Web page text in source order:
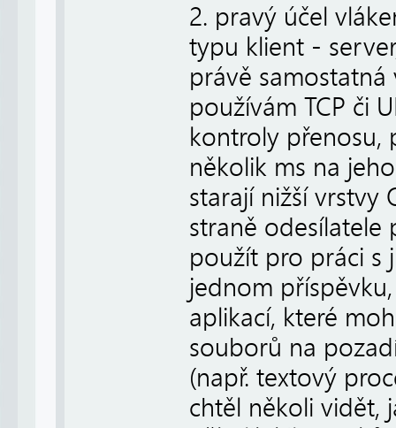
2. pravý účel
typu klient -
právě
používám TCP či
kontroly přenosu,
několik ms na
starají nižší vrstvy
straně odesílatele
použít pro práci s
jednom
aplikací, které
souborů na
(např. textový
chtěl několi vidět,